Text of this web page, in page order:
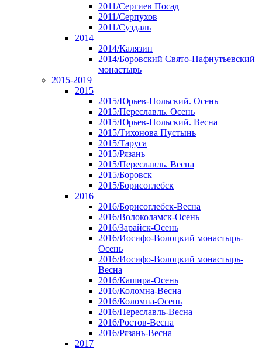
2011/Сергиев Посад
2011/Серпухов
2011/Суздаль
2014
2014/Калязин
2014/Боровский Свято-Пафнутьевский
монастырь
2015-2019
2015
2015/Юрьев-Польский. Осень
2015/Переславль. Осень
2015/Юрьев-Польский. Весна
2015/Тихонова Пустынь
2015/Таруса
2015/Рязань
2015/Переславль. Весна
2015/Боровск
2015/Борисоглебск
2016
2016/Борисоглебск-Весна
2016/Волоколамск-Осень
2016/Зарайск-Осень
2016/Иосифо-Волоцкий монастырь-
Осень
2016/Иосифо-Волоцкий монастырь-
Весна
2016/Кашира-Осень
2016/Коломна-Весна
2016/Коломна-Осень
2016/Переславль-Весна
2016/Ростов-Весна
2016/Рязань-Весна
2017